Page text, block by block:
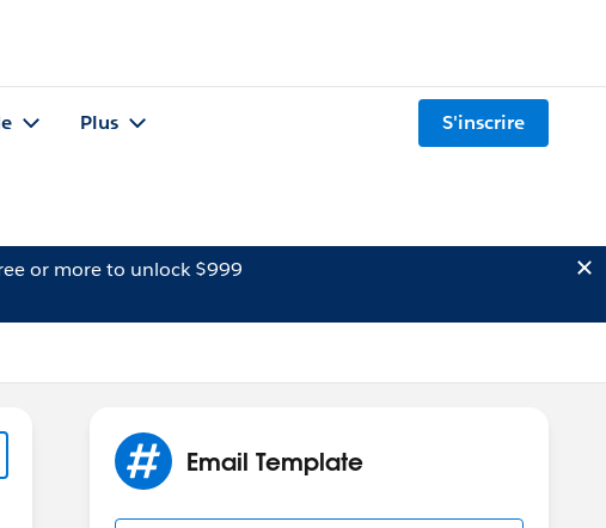
Plus S'inscrire
or more to unlock $999
Email Template